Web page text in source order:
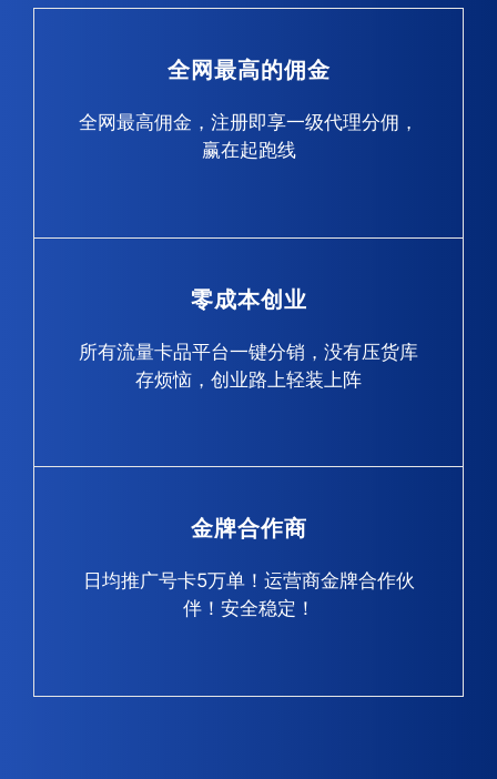
全网最高的佣金
全网最高佣金，注册即享一级代理分佣，
赢在起跑线
零成本创业
所有流量卡品平台一键分销，没有压货库
存烦恼，创业路上轻装上阵
金牌合作商
日均推广号卡5万单！运营商金牌合作伙
伴！安全稳定！